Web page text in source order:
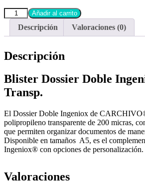
Añadir al carrito
Descripción Valoraciones (0)
Descripción
Blister Dossier Doble
Transp.
El Dossier Doble Ingeniox de
polipropileno transparente de 200 micras,
que permiten organizar documentos de
Disponible en tamaños A5, es el
Ingeniox® con opciones de personalización.
Valoraciones